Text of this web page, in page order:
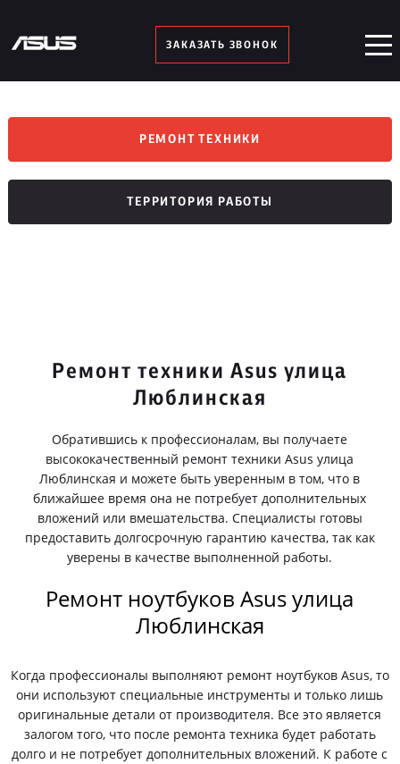
ЗАКАЗАТЬ ЗВОНОК
РЕМОНТ ТЕХНИКИ
ТЕРРИТОРИЯ РАБОТЫ
Ремонт техники Asus улица
Люблинская
Обратившись к профессионалам, вы получаете
высококачественный ремонт техники Asus улица
Люблинская и можете быть уверенным в том, что в
ближайшее время она не потребует дополнительных
вложений или вмешательства. Специалисты готовы
предоставить долгосрочную гарантию качества, так как
уверены в качестве выполненной работы.
Ремонт ноутбуков Asus улица
Люблинская
Когда профессионалы выполняют ремонт ноутбуков Asus, то
они используют специальные инструменты и только лишь
оригинальные детали от производителя. Все это является
залогом того, что после ремонта техника будет работать
долго и не потребует дополнительных вложений. К работе с